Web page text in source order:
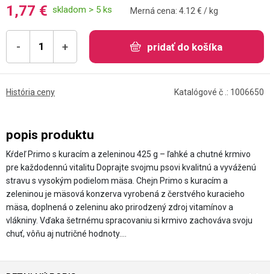
popis produktu
Kŕdeľ Primo s kuracím a zeleninou 425 g – ľahké a chutné krmivo
pre každodennú vitalitu Doprajte svojmu psovi kvalitnú a vyváženú
stravu s vysokým podielom mäsa. Chejn Primo s kuracím a
zeleninou je mäsová konzerva vyrobená z čerstvého kuracieho
mäsa, doplnená o zeleninu ako prirodzený zdroj vitamínov a
vlákniny. Vďaka šetrnému spracovaniu si krmivo zachováva svoju
chuť, vôňu aj nutričné hodnoty.…
1,77 € skladom > 5 ks Merná cena: 4.12 € / kg
- + pridať do košíka
História ceny Katalógové č .: 1006650